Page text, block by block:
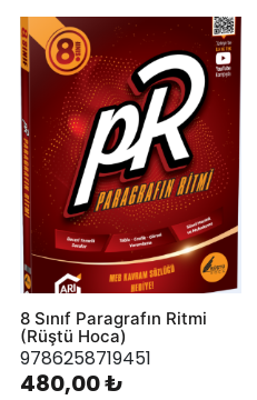
8 Sınıf Paragrafın Ritmi
(Rüştü Hoca)
9786258719451
480,00 ₺